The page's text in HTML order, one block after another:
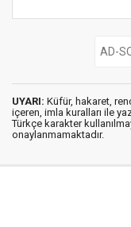
UYARI: Küfür, hakaret,
içeren, imla kuralları ile
Türkçe karakter
onaylanmamaktadır.